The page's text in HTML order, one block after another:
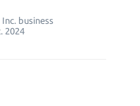
business
2024